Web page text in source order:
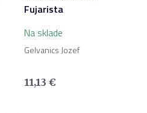
Fujarista
Na sklade
Gelvanics Jozef
11,13 €